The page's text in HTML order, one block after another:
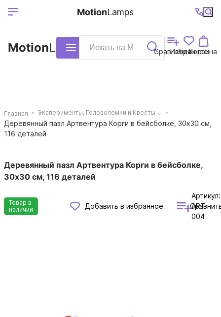
Ваш регион
Выберите ваш
+7 (495)740-
38-68
График
работы
MotionLamps Каталог Сравнение
Избранное
Корзина
MotionLamps
Главная Эксперименты, Головоломки и Квесты
Деревянный пазл Артвентура Корги в бейсболке, 30х30 см,
116 деталей
Деревянный пазл Артвентура Корги в бейсболке,
30х30 см, 116 деталей
Товар в
наличии
Добавить в избранное
Артикул:
ART-
004